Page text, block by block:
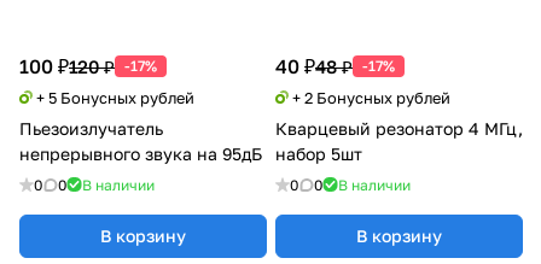
100 ₽120 ₽ -17%
+ 5 Бонусных рублей
Пьезоизлучатель
непрерывного звука на 95дБ
0 0 В наличии
В корзину
40 ₽48 ₽ -17%
+ 2 Бонусных рублей
Кварцевый резонатор 4 МГц,
набор 5шт
0 0 В наличии
В корзину